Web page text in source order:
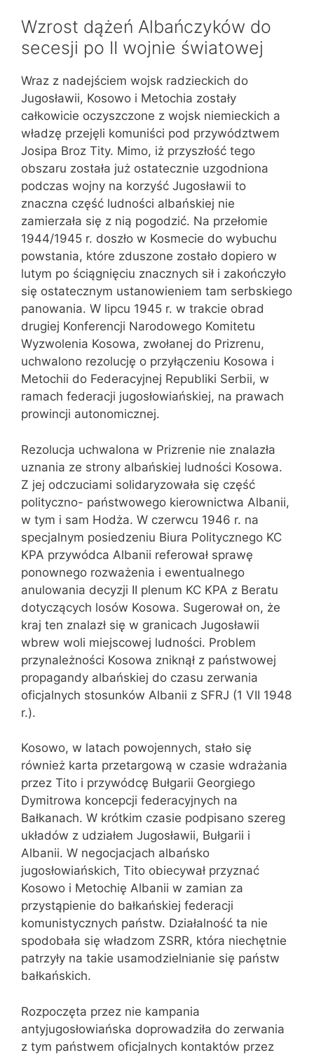
Wzrost dążeń Albańczyków do
secesji po II wojnie światowej
Wraz z nadejściem wojsk radzieckich do
Jugosławii, Kosowo i Metochia zostały
całkowicie oczyszczone z wojsk niemieckich a
władzę przejęli komuniści pod przywództwem
Josipa Broz Tity. Mimo, iż przyszłość tego
obszaru została już ostatecznie uzgodniona
podczas wojny na korzyść Jugosławii to
znaczna część ludności albańskiej nie
zamierzała się z nią pogodzić. Na przełomie
1944/1945 r. doszło w Kosmecie do wybuchu
powstania, które zduszone zostało dopiero w
lutym po ściągnięciu znacznych sił i zakończyło
się ostatecznym ustanowieniem tam serbskiego
panowania. W lipcu 1945 r. w trakcie obrad
drugiej Konferencji Narodowego Komitetu
Wyzwolenia Kosowa, zwołanej do Prizrenu,
uchwalono rezolucję o przyłączeniu Kosowa i
Metochii do Federacyjnej Republiki Serbii, w
ramach federacji jugosłowiańskiej, na prawach
prowincji autonomicznej.
Rezolucja uchwalona w Prizrenie nie znalazła
uznania ze strony albańskiej ludności Kosowa.
Z jej odczuciami solidaryzowała się część
polityczno- państwowego kierownictwa Albanii,
w tym i sam Hodża. W czerwcu 1946 r. na
specjalnym posiedzeniu Biura Politycznego KC
KPA przywódca Albanii referował sprawę
ponownego rozważenia i ewentualnego
anulowania decyzji II plenum KC KPA z Beratu
dotyczących losów Kosowa. Sugerował on, że
kraj ten znalazł się w granicach Jugosławii
wbrew woli miejscowej ludności. Problem
przynależności Kosowa zniknął z państwowej
propagandy albańskiej do czasu zerwania
oficjalnych stosunków Albanii z SFRJ (1 VII 1948
r.).
Kosowo, w latach powojennych, stało się
również karta przetargową w czasie wdrażania
przez Tito i przywódcę Bułgarii Georgiego
Dymitrowa koncepcji federacyjnych na
Bałkanach. W krótkim czasie podpisano szereg
układów z udziałem Jugosławii, Bułgarii i
Albanii. W negocjacjach albańsko 
jugosłowiańskich, Tito obiecywał przyznać
Kosowo i Metochię Albanii w zamian za
przystąpienie do bałkańskiej federacji
komunistycznych państw. Działalność ta nie
spodobała się władzom ZSRR, która niechętnie
patrzyły na takie usamodzielnianie się państw
bałkańskich.
Rozpoczęta przez nie kampania
antyjugosłowiańska doprowadziła do zerwania
z tym państwem oficjalnych kontaktów przez